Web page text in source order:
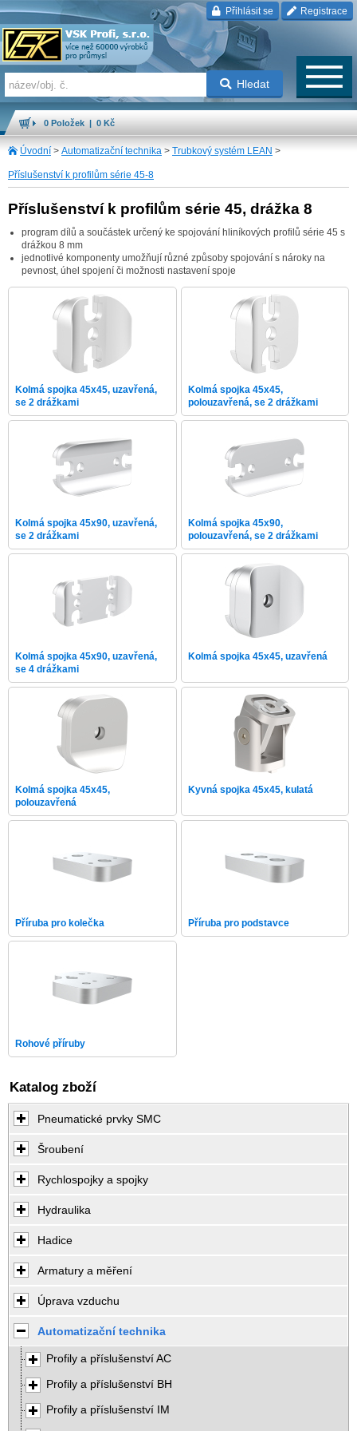
Přihlásit se Registrace
Hledat
0 Položek | 0 Kč
Úvodní > Automatizační technika > Trubkový systém LEAN >
Příslušenství k profilům série 45-8
Příslušenství k profilům série 45, drážka 8
program dílů a součástek určený ke spojování hliníkových profilů série 45 s
drážkou 8 mm
jednotlivé komponenty umožňují různé způsoby spojování s nároky na
pevnost, úhel spojení či možnosti nastavení spoje
Kolmá spojka 45x45, uzavřená,
se 2 drážkami
Kolmá spojka 45x45,
polouzavřená, se 2 drážkami
Kolmá spojka 45x90, uzavřená,
se 2 drážkami
Kolmá spojka 45x90,
polouzavřená, se 2 drážkami
Kolmá spojka 45x90, uzavřená,
se 4 drážkami
Kolmá spojka 45x45, uzavřená
Kolmá spojka 45x45,
polouzavřená
Kyvná spojka 45x45, kulatá
Příruba pro kolečka Příruba pro podstavce
Rohové příruby
Katalog zboží
Pneumatické prvky SMC
Šroubení
Rychlospojky a spojky
Hydraulika
Hadice
Armatury a měření
Úprava vzduchu
Automatizační technika
Profily a příslušenství AC
Profily a příslušenství BH
Profily a příslušenství IM